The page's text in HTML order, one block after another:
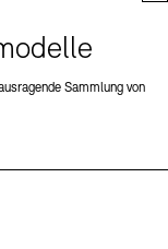
Sammlung von